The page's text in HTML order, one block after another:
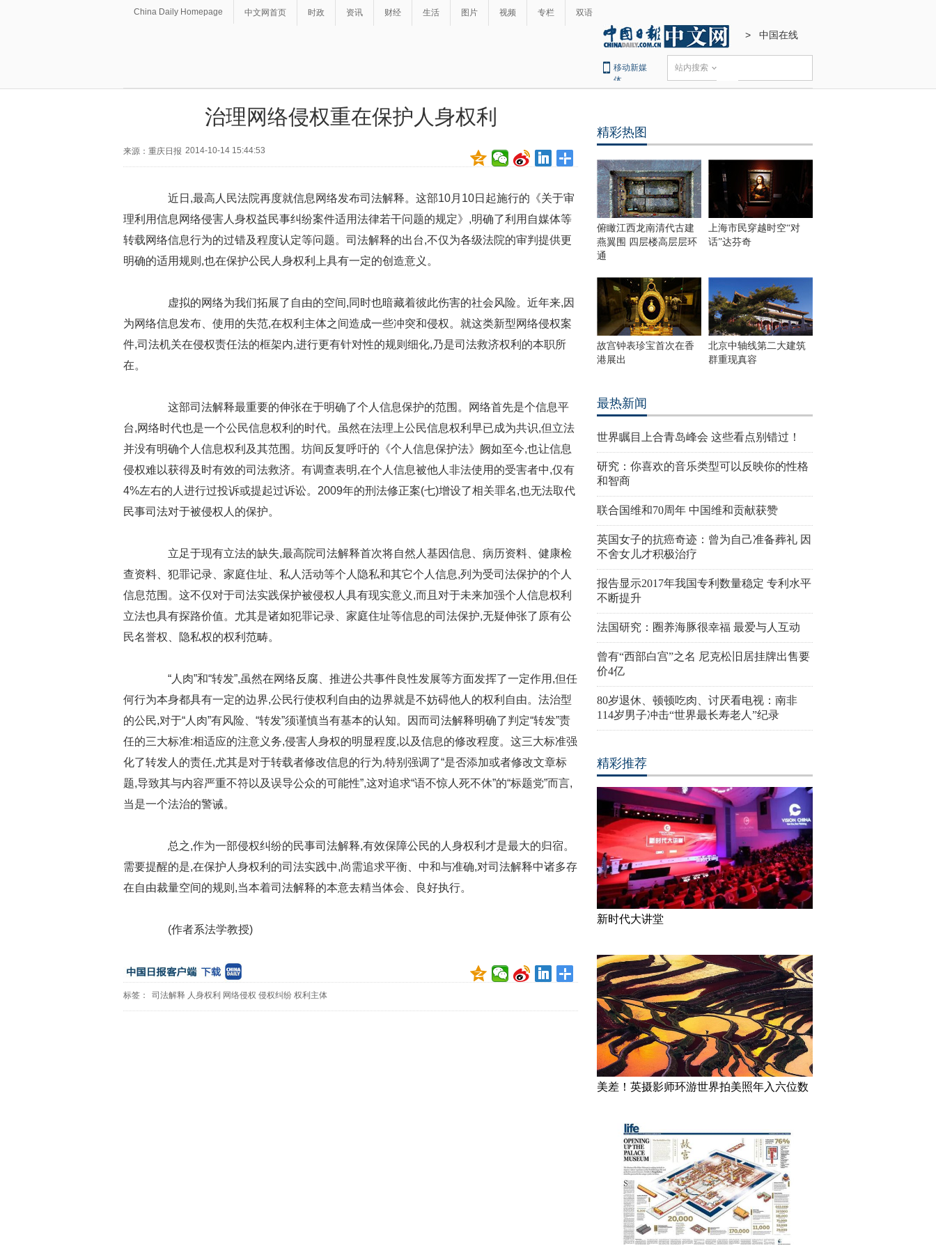
China Daily Homepage 中文网首页 时政 资讯 财经 生活 图片 视频 专栏 双语
> 中国在线
移动新媒
体
站内搜索
治理网络侵权重在保护人身权利
来源：重庆日报 2014-10-14 15:44:53
近日,最高人民法院再度就信息网络发布司法解释。这部10月10日起施行的《关于审
理利用信息网络侵害人身权益民事纠纷案件适用法律若干问题的规定》,明确了利用自媒体等
转载网络信息行为的过错及程度认定等问题。司法解释的出台,不仅为各级法院的审判提供更
明确的适用规则,也在保护公民人身权利上具有一定的创造意义。
虚拟的网络为我们拓展了自由的空间,同时也暗藏着彼此伤害的社会风险。近年来,因
为网络信息发布、使用的失范,在权利主体之间造成一些冲突和侵权。就这类新型网络侵权案
件,司法机关在侵权责任法的框架内,进行更有针对性的规则细化,乃是司法救济权利的本职所
在。
这部司法解释最重要的伸张在于明确了个人信息保护的范围。网络首先是个信息平
台,网络时代也是一个公民信息权利的时代。虽然在法理上公民信息权利早已成为共识,但立法
并没有明确个人信息权利及其范围。坊间反复呼吁的《个人信息保护法》阙如至今,也让信息
侵权难以获得及时有效的司法救济。有调查表明,在个人信息被他人非法使用的受害者中,仅有
4%左右的人进行过投诉或提起过诉讼。2009年的刑法修正案(七)增设了相关罪名,也无法取代
民事司法对于被侵权人的保护。
立足于现有立法的缺失,最高院司法解释首次将自然人基因信息、病历资料、健康检
查资料、犯罪记录、家庭住址、私人活动等个人隐私和其它个人信息,列为受司法保护的个人
信息范围。这不仅对于司法实践保护被侵权人具有现实意义,而且对于未来加强个人信息权利
立法也具有探路价值。尤其是诸如犯罪记录、家庭住址等信息的司法保护,无疑伸张了原有公
民名誉权、隐私权的权利范畴。
“人肉”和“转发”,虽然在网络反腐、推进公共事件良性发展等方面发挥了一定作用,但任
何行为本身都具有一定的边界,公民行使权利自由的边界就是不妨碍他人的权利自由。法治型
的公民,对于“人肉”有风险、“转发”须谨慎当有基本的认知。因而司法解释明确了判定“转发”责
任的三大标准:相适应的注意义务,侵害人身权的明显程度,以及信息的修改程度。这三大标准强
化了转发人的责任,尤其是对于转载者修改信息的行为,特别强调了“是否添加或者修改文章标
题,导致其与内容严重不符以及误导公众的可能性”,这对追求“语不惊人死不休”的“标题党”而言,
当是一个法治的警诫。
总之,作为一部侵权纠纷的民事司法解释,有效保障公民的人身权利才是最大的归宿。
需要提醒的是,在保护人身权利的司法实践中,尚需追求平衡、中和与准确,对司法解释中诸多存
在自由裁量空间的规则,当本着司法解释的本意去精当体会、良好执行。
(作者系法学教授)
标签： 司法解释 人身权利 网络侵权 侵权纠纷 权利主体
精彩热图
俯瞰江西龙南清代古建
燕翼围 四层楼高层层环
通
上海市民穿越时空“对
话”达芬奇
故宫钟表珍宝首次在香
港展出
北京中轴线第二大建筑
群重现真容
最热新闻
世界瞩目上合青岛峰会 这些看点别错过！
研究：你喜欢的音乐类型可以反映你的性格
和智商
联合国维和70周年 中国维和贡献获赞
英国女子的抗癌奇迹：曾为自己准备葬礼 因
不舍女儿才积极治疗
报告显示2017年我国专利数量稳定 专利水平
不断提升
法国研究：圈养海豚很幸福 最爱与人互动
曾有“西部白宫”之名 尼克松旧居挂牌出售要
价4亿
80岁退休、顿顿吃肉、讨厌看电视：南非
114岁男子冲击“世界最长寿老人”纪录
精彩推荐
新时代大讲堂
美差！英摄影师环游世界拍美照年入六位数